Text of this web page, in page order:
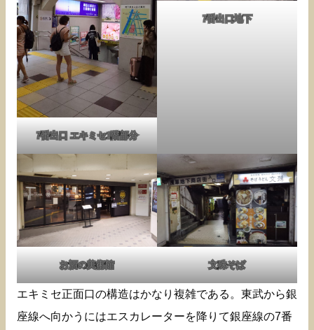
7番出口 エキミセ1階部分
7番出口地下
お酒の美術館 文殊そば
エキミセ正面口の構造はかなり複雑である。東武から銀
座線へ向かうにはエスカレーターを降りて銀座線の7番